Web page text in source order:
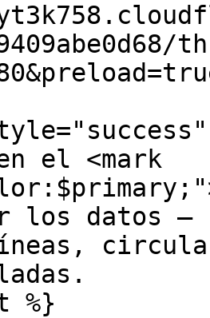
el <mark
los datos —
%}